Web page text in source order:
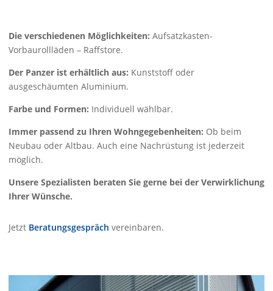
Die verschiedenen Möglichkeiten: Aufsatzkasten-
Vorbaurollläden – Raffstore.
Der Panzer ist erhältlich aus: Kunststoff oder
ausgeschäumten Aluminium.
Farbe und Formen: Individuell wählbar.
Immer passend zu Ihren Wohngegebenheiten: Ob beim
Neubau oder Altbau. Auch eine Nachrüstung ist jederzeit
möglich.
Unsere Spezialisten beraten Sie gerne bei der Verwirklichung
Ihrer Wünsche.
Jetzt Beratungsgespräch vereinbaren.